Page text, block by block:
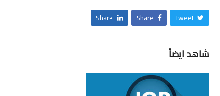
Tweet
Share
Share
شاهد ايضاً